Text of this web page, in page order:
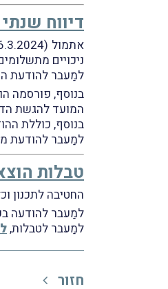
דיווח
אתמול (6.3.2024) פורסמה הודעת רשות המיסים בדבר פתיחת
ניכויים מתשלומים
למַעבר להודעת
בנוסף, פורסמה
המועד להגשת הדוחות
בנוסף, כוללת
למַעבר להודעת
טבלות
החטיבה לתכנון
למַעבר להודעה
למַעבר לטבלות,
חזור